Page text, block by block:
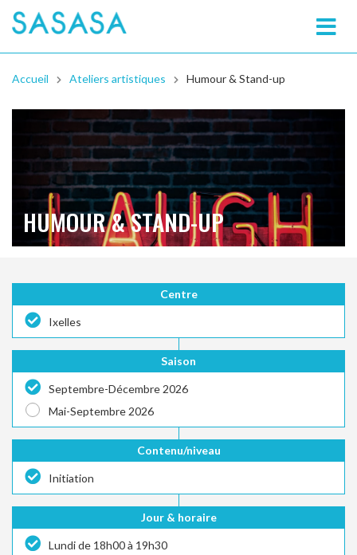
SASASA
Accueil Ateliers artistiques Humour & Stand-up
HUMOUR & STAND-UP
Centre
Ixelles
Saison
Septembre-Décembre 2026
Mai-Septembre 2026
Contenu/niveau
Initiation
Jour & horaire
Lundi de 18h00 à 19h30